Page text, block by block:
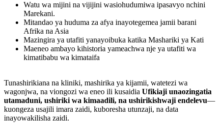
Watu wa mijini na vijijini wasiohudumiwa ipasavyo nchini
Marekani.
Mitandao ya huduma za afya inayotegemea jamii barani
Afrika na Asia
Mazingira ya utafiti yanayoibuka katika Mashariki ya Kati
Maeneo ambayo kihistoria yameachwa nje ya utafiti wa
kimatibabu wa kimataifa
Tunashirikiana na kliniki, mashirika ya kijamii, watetezi wa
wagonjwa, na viongozi wa eneo ili kusaidia Ufikiaji unaozingatia
utamaduni, ushiriki wa kimaadili, na ushirikishwaji endelevu—
kuongeza usajili imara zaidi, kuboresha utunzaji, na data
inayowakilisha zaidi.